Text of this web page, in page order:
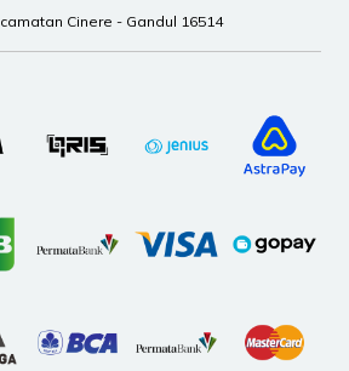
Cinere - Gandul 16514